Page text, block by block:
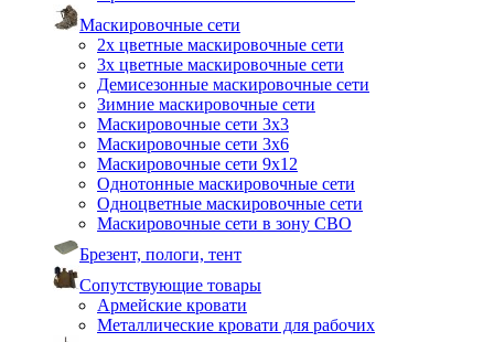
Маскировочные сети
2х цветные маскировочные сети
3х цветные маскировочные сети
Демисезонные маскировочные сети
Зимние маскировочные сети
Маскировочные сети 3х3
Маскировочные сети 3х6
Маскировочные сети 9х12
Однотонные маскировочные сети
Одноцветные маскировочные сети
Маскировочные сети в зону СВО
Брезент, пологи, тент
Сопутствующие товары
Армейские кровати
Металлические кровати для рабочих